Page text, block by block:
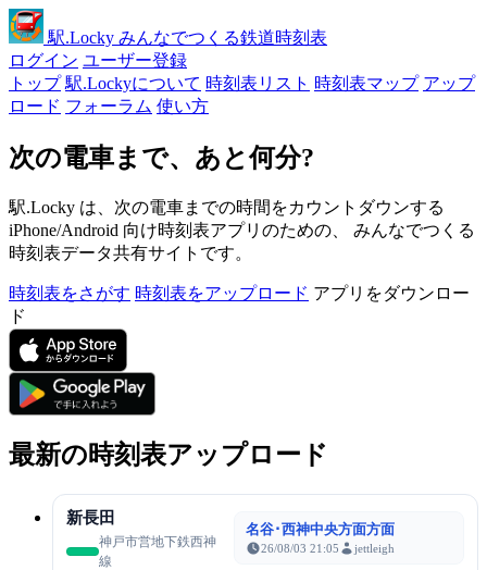
駅.Locky みんなでつくる鉄道時刻表
ログイン ユーザー登録
トップ 駅.Lockyについて 時刻表リスト 時刻表マップ アップ
ロード フォーラム 使い方
次の電車まで、あと何分?
駅.Locky は、次の電車までの時間をカウントダウンする
iPhone/Android 向け時刻表アプリのための、 みんなでつくる
時刻表データ共有サイトです。
時刻表をさがす 時刻表をアップロード アプリをダウンロー
ド
最新の時刻表アップロード
新長田
神戸市営地下鉄西神
線
名谷･西神中央方面方面
26/08/03 21:05 jettleigh